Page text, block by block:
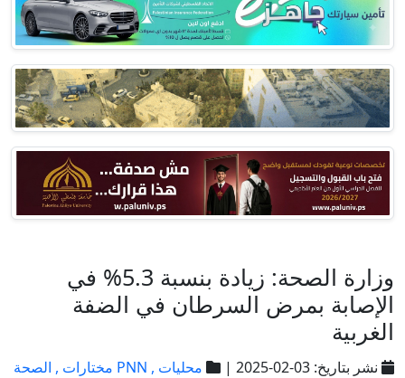
وزارة الصحة: زيادة بنسبة 5.3% في
الإصابة بمرض السرطان في الضفة
الغربية
نشر بتاريخ: 03-02-2025 | محليات , PNN مختارات , الصحة